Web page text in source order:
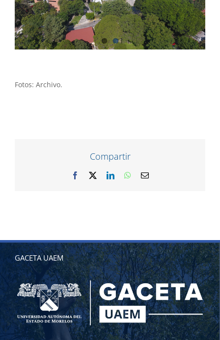
Fotos: Archivo.
Compartir
Facebook LinkedInWhatsApp
Correo
GACETA UAEM